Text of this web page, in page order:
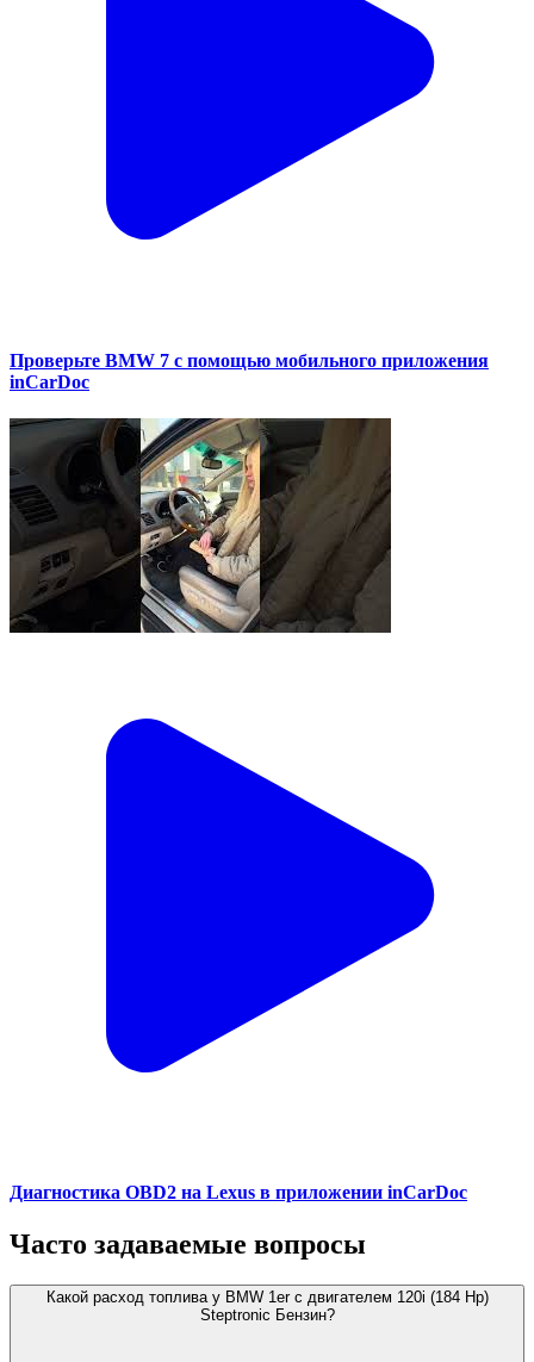
Проверьте BMW 7 с помощью мобильного приложения
inCarDoc
Диагностика OBD2 на Lexus в приложении inCarDoc
Часто задаваемые вопросы
Какой расход топлива у BMW 1er с двигателем 120i (184 Hp)
Steptronic Бензин?